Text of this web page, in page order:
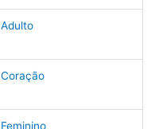
Adulto
Coração
Feminino